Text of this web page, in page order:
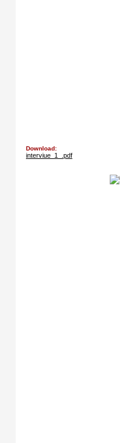
Download:
interviue_1_.pdf